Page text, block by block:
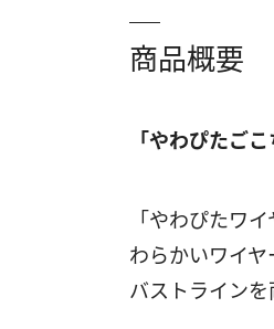
商品概要
「やわぴたご
「やわぴたワ
わらかいワイ
バストラインを